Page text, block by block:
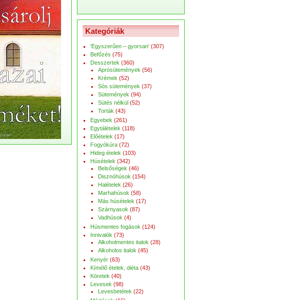
Kategóriák
'Egyszerűen – gyorsan' (307)
Befőzés (75)
Desszertek (360)
Aprósütemények (56)
Krémek (52)
Sós sütemények (37)
Sütemények (94)
Sütés nélkül (52)
Torták (43)
Egyebek (261)
Egytálételek (118)
Előételek (17)
Fogyókúra (72)
Hideg ételek (103)
Húsételek (342)
Belsőségek (46)
Disznóhúsok (154)
Halételek (26)
Marhahúsok (58)
Más húsételek (17)
Szárnyasok (87)
Vadhúsok (4)
Húsmentes fogások (124)
Innivalók (73)
Alkoholmentes italok (28)
Alkoholos italok (45)
Kenyér (63)
Kímélő ételek, diéta (43)
Köretek (40)
Levesek (98)
Levesbetétek (22)